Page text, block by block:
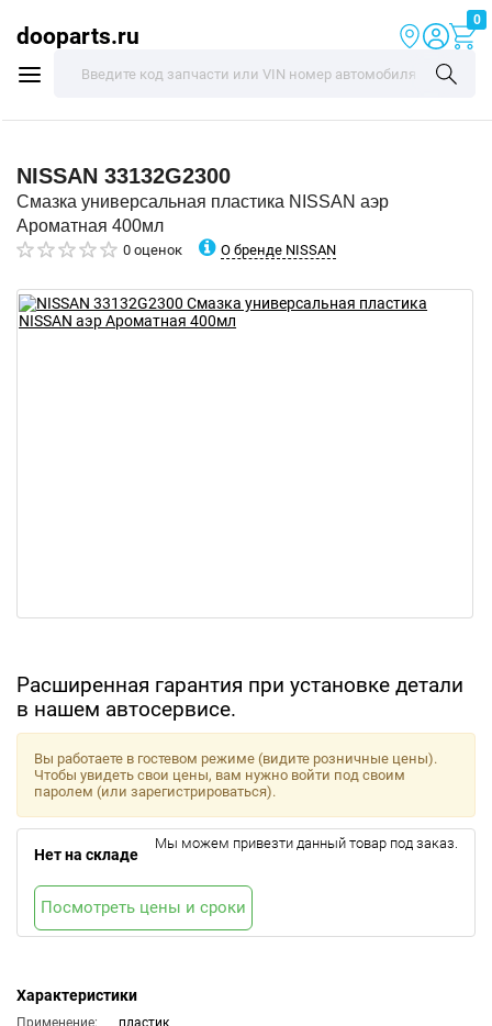
dooparts.ru
0
NISSAN 33132G2300
Смазка универсальная пластика NISSAN аэр
Ароматная 400мл
0 оценок О бренде NISSAN
Расширенная гарантия при установке детали
в нашем автосервисе.
Характеристики
Применение:
пластик
Вы работаете в гостевом режиме (видите розничные цены).
Чтобы увидеть свои цены, вам нужно войти под своим
паролем (или зарегистрироваться).
Нет на складе
Мы можем привезти данный товар под заказ.
Посмотреть цены и сроки